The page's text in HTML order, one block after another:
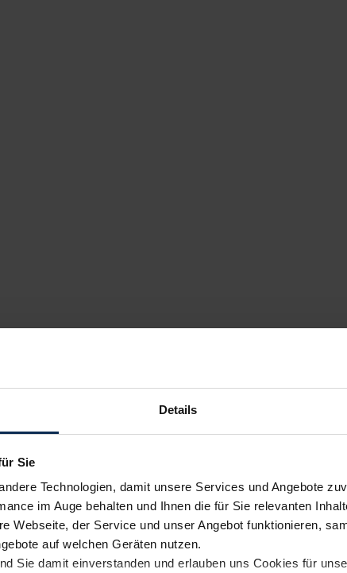
Details
Sie
Technologien, damit unsere Services und Angebote
im Auge behalten und Ihnen die für Sie relevanten
Webseite, der Service und unser Angebot funktionieren,
auf welchen Geräten nutzen.
Sie damit einverstanden und erlauben uns Cookies für